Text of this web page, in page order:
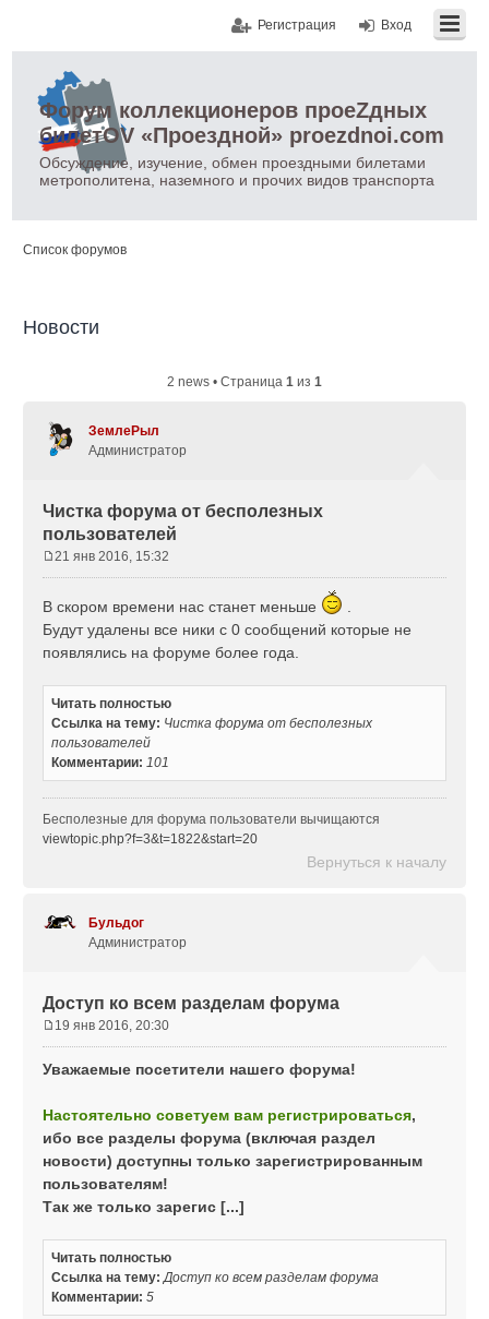
Вход
Регистрация
Форум коллекционеров проеZдных
билетOV «Проездной» proezdnoi.com
Обсуждение, изучение, обмен проездными билетами
метрополитена, наземного и прочих видов транспорта
Список форумов
Новости
2 news • Страница 1 из 1
ЗемлеРыл
Администратор
Чистка форума от бесполезных
пользователей
о
б
щ
н
и
е
21 янв 2016, 15:32
В скором времени нас станет меньше
Будут удалены все ники с 0 сообщений которые не
появлялись на форуме более года.
Читать полностью
Ссылка на тему: Чистка форума от бесполезных
пользователей
Комментарии: 101
Бесполезные для форума пользователи вычищаются
viewtopic.php?f=3&t=1822&start=20
Вернуться к началу
Бульдог
Администратор
Доступ ко всем разделам форума
о
щ
е
н
19 янв 2016, 20:30
Уважаемые посетители нашего форума!
Настоятельно советуем вам регистрироваться,
ибо все разделы форума (включая раздел
новости) доступны только зарегистрированным
пользователям!
Так же только зарегис [...]
Читать полностью
Ссылка на тему: Доступ ко всем разделам форума
Комментарии: 5